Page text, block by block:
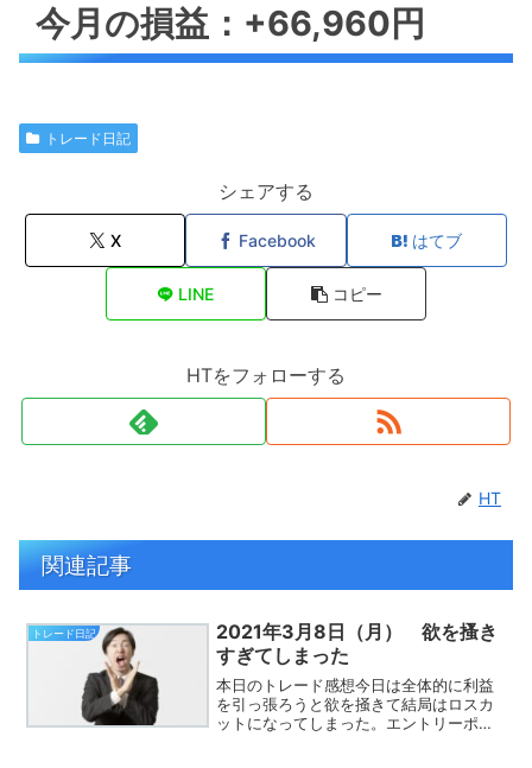
今月の損益：+66,960円
トレード日記
シェアする
X Facebook はてブ
LINE コピー
HTをフォローする
HT
関連記事
トレード日記
2021年3月8日（月） 欲を搔き
すぎてしまった
本日のトレード感想今日は全体的に利益
を引っ張ろうと欲を掻きて結局はロスカ
ットになってしまった。エントリーポイ